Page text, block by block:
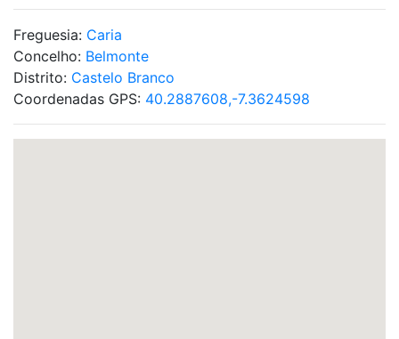
Freguesia: Caria
Concelho: Belmonte
Distrito: Castelo Branco
Coordenadas GPS: 40.2887608,-7.3624598